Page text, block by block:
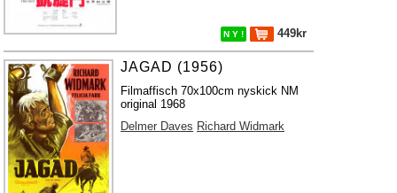
N Y ! 449kr
JAGAD (1956)
Filmaffisch 70x100cm nyskick NM
original 1968
Delmer Daves Richard Widmark